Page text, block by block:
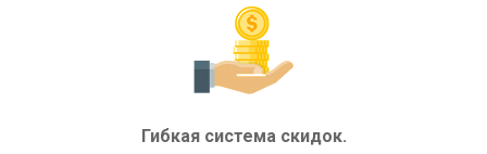
Гибкая система скидок.